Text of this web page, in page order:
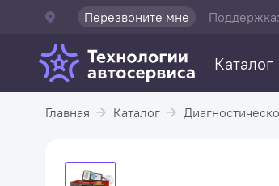
Перезвоните мне Поддержка:
Каталог
Главная Каталог